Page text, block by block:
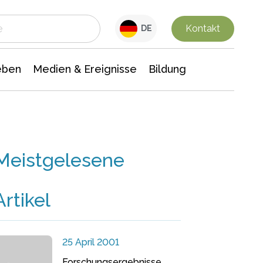
DE Kontakt
Medien & Ereignisse Bildung
25 April 2001